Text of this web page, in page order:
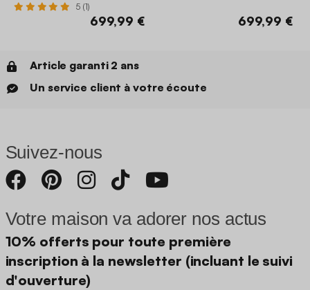
5 (1)
699,99 € 699,99 €
Article garanti 2 ans
Un service client à votre écoute
Suivez-nous
Votre maison va adorer nos actus
10% offerts pour toute première
inscription à la newsletter (incluant le suivi
d'ouverture)